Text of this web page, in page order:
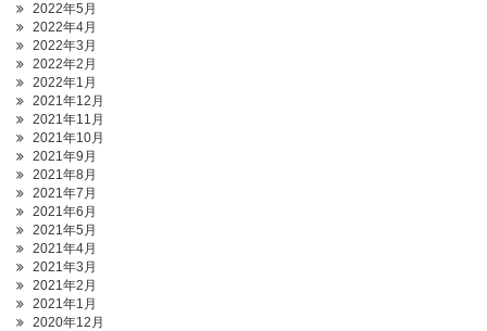
2022年5月
2022年4月
2022年3月
2022年2月
2022年1月
2021年12月
2021年11月
2021年10月
2021年9月
2021年8月
2021年7月
2021年6月
2021年5月
2021年4月
2021年3月
2021年2月
2021年1月
2020年12月